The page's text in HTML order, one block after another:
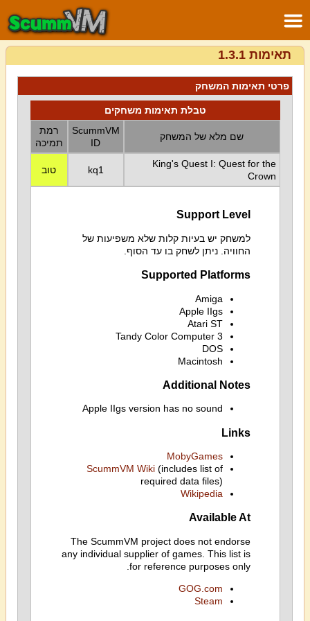
תאימות 1.3.1
פרטי תאימות המשחק
טבלת תאימות משחקים
שם מלא של המשחק
ScummVM
ID
רמת
תמיכה
King's Quest I: Quest for the
Crown
kq1 טוב
Support Level
למשחק יש בעיות קלות שלא משפיעות של
החוויה. ניתן לשחק בו עד הסוף.
Supported Platforms
Amiga
Apple IIgs
Atari ST
Tandy Color Computer 3
DOS
Macintosh
Additional Notes
Apple IIgs version has no sound
Links
MobyGames
ScummVM Wiki(includes list of
required data files)
Wikipedia
Available At
The ScummVM project does not endorse
any individual supplier of games. This list is
for reference purposes only.
GOG.com
Steam